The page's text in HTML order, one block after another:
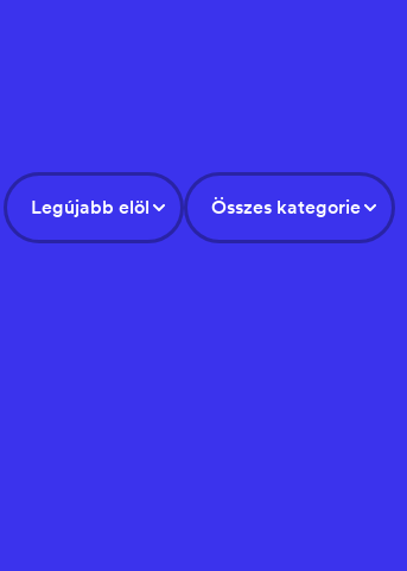
Legújabb elöl Összes kategorie